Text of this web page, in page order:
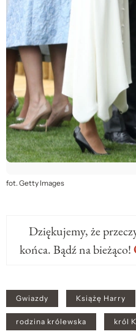
fot. Getty Images
Dziękujemy, że
końca. Bądź na bieżąco!
Gwiazdy Książę Harry
rodzina królewska król